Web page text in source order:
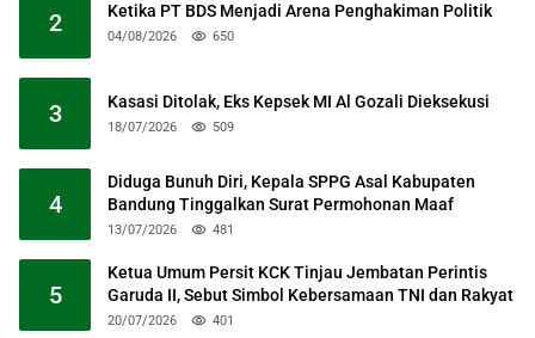
2 Ketika PT BDS Menjadi Arena Penghakiman Politik
04/08/2026 650
3 Kasasi Ditolak, Eks Kepsek MI Al Gozali Dieksekusi
18/07/2026 509
4
Diduga Bunuh Diri, Kepala SPPG Asal Kabupaten
Bandung Tinggalkan Surat Permohonan Maaf
13/07/2026 481
5
Ketua Umum Persit KCK Tinjau Jembatan Perintis
Garuda II, Sebut Simbol Kebersamaan TNI dan Rakyat
20/07/2026 401